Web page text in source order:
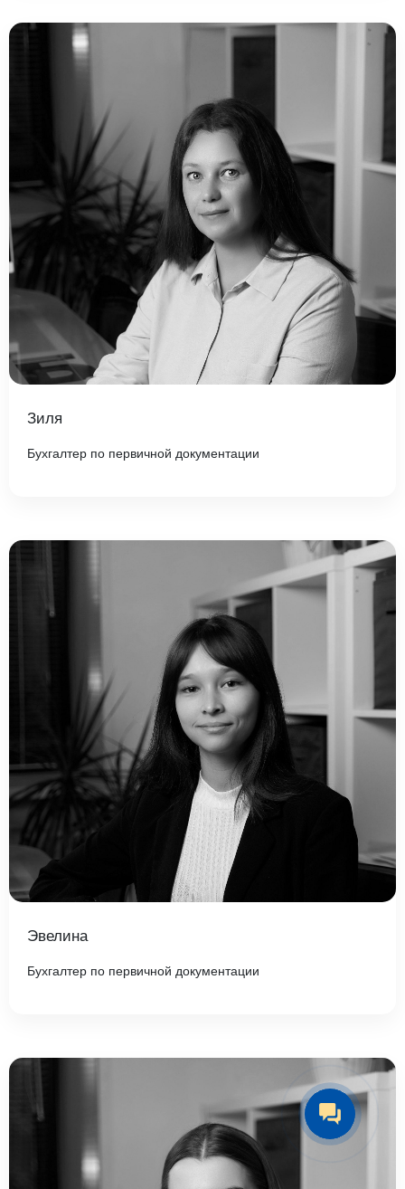
Зиля
Бухгалтер по первичной документации
Эвелина
Бухгалтер по первичной документации